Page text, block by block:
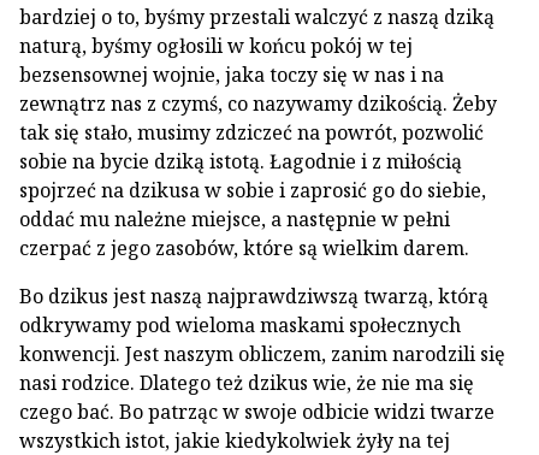
bardziej o to, byśmy przestali walczyć z naszą dziką
naturą, byśmy ogłosili w końcu pokój w tej
bezsensownej wojnie, jaka toczy się w nas i na
zewnątrz nas z czymś, co nazywamy dzikością. Żeby
tak się stało, musimy zdziczeć na powrót, pozwolić
sobie na bycie dziką istotą. Łagodnie i z miłością
spojrzeć na dzikusa w sobie i zaprosić go do siebie,
oddać mu należne miejsce, a następnie w pełni
czerpać z jego zasobów, które są wielkim darem.
Bo dzikus jest naszą najprawdziwszą twarzą, którą
odkrywamy pod wieloma maskami społecznych
konwencji. Jest naszym obliczem, zanim narodzili się
nasi rodzice. Dlatego też dzikus wie, że nie ma się
czego bać. Bo patrząc w swoje odbicie widzi twarze
wszystkich istot, jakie kiedykolwiek żyły na tej